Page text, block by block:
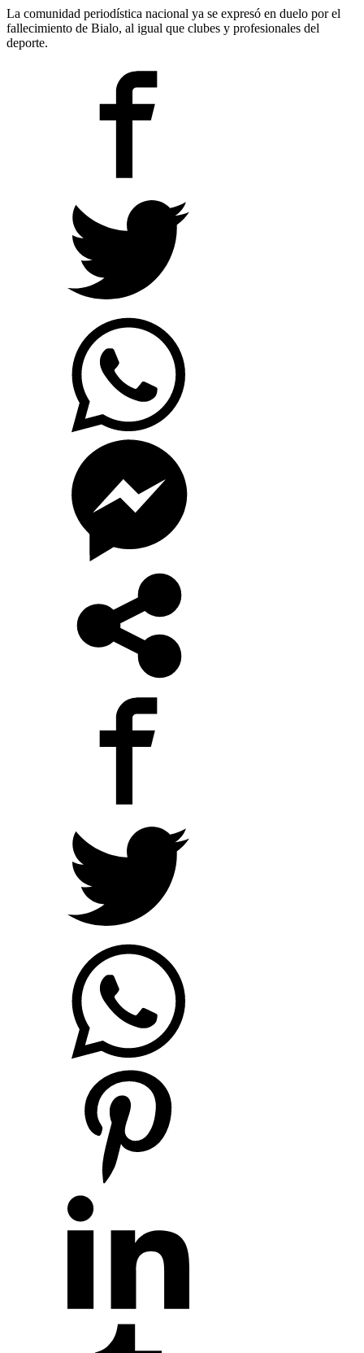
La comunidad periodística nacional ya se expresó en duelo por el
fallecimiento de Bialo, al igual que clubes y profesionales del
deporte.